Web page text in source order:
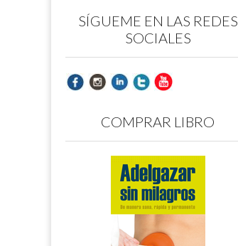
SÍGUEME EN LAS REDES
SOCIALES
COMPRAR LIBRO